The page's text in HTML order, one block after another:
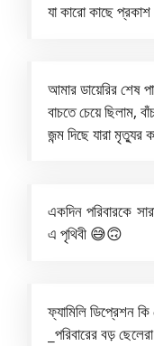
যা কারো কাছে
আমার ডায়েরির শেষ
বাচতে চেয়ে ছিলাম,
জন্ম দিছে যারা
একদিন পরিবারকে
এ পৃথিবী 😅🙃
ফ্যামিলি ডিপ্রেশন
_পরিবারের বড়